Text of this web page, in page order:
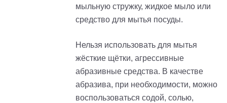
мыльную стружку, жидкое мыло или
средство для мытья посуды.
Нельзя использовать для мытья
жёсткие щётки, агрессивные
абразивные средства. В качестве
абразива, при необходимости, можно
воспользоваться содой, солью,